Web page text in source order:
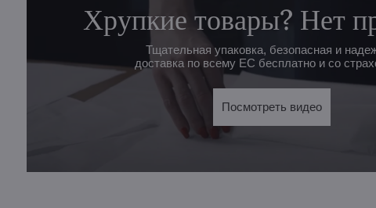
Хрупкие товары? Нет
Тщательная упаковка, безопасная и
доставка по всему ЕС бесплатно и со
Посмотреть видео